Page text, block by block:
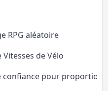
RPG aléatoire
de Vélo
pour proportion